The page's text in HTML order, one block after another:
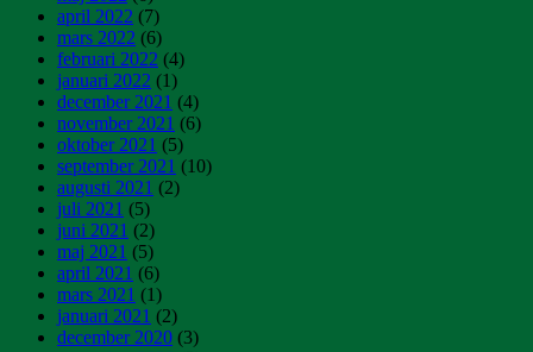
april 2022 (7)
mars 2022 (6)
februari 2022 (4)
januari 2022 (1)
december 2021 (4)
november 2021 (6)
oktober 2021 (5)
september 2021 (10)
augusti 2021 (2)
juli 2021 (5)
juni 2021 (2)
maj 2021 (5)
april 2021 (6)
mars 2021 (1)
januari 2021 (2)
december 2020 (3)